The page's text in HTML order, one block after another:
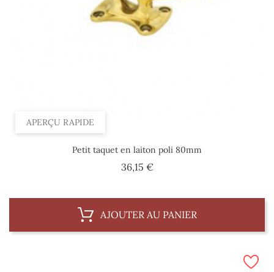
APERÇU RAPIDE
Petit taquet en laiton poli 80mm
36,15 €Prix
AJOUTER AU PANIER